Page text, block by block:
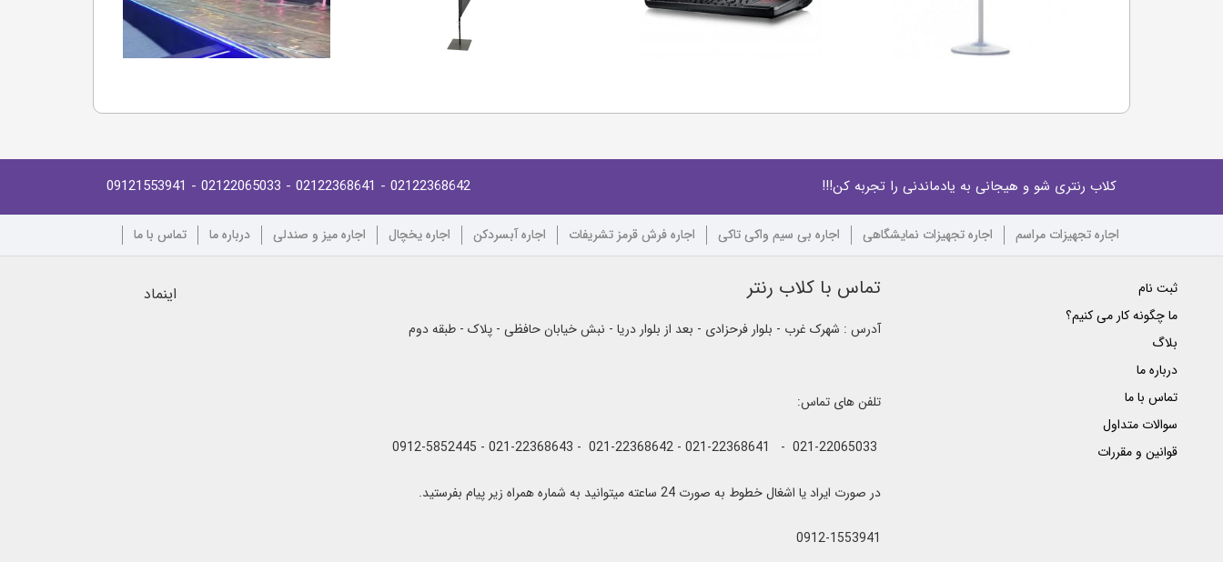
کلاب رنتری شو و هیجانی به یادماندنی را تجربه کن!!! 02122368642
- 02122368641
- 02122065033
- 09121553941
اجاره تجهیزات مراسم اجاره تجهیزات نمایشگاهی اجاره بی سیم واکی تاکی اجاره فرش قرمز تشریفات اجاره آبسردکن اجاره یخچال اجاره میز و صندلی درباره ما تماس با ما
ثبت نام
ما چگونه کار می کنیم؟
بلاگ
درباره ما
تماس با ما
سوالات متداول
قوانین و مقررات
تماس با کلاب رنتر
آدرس : شهرک غرب - بلوار فرحزادی - بعد از بلوار دریا - نبش خیابان حافظی - پلاک - طبقه دوم
تلفن های تماس:
در صورت ایراد یا اشغال خطوط به صورت 24 ساعته میتوانید به شماره همراه زیر پیام بفرستید.
0912-1553941
اینماد